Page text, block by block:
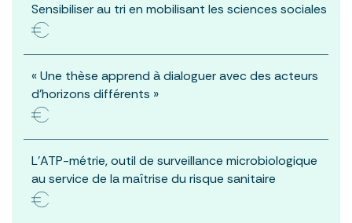
Sensibiliser au tri en mobilisant les sciences sociales
« Une thèse apprend à dialoguer avec des acteurs
d’horizons différents »
L’ATP-métrie, outil de surveillance microbiologique
au service de la maîtrise du risque sanitaire